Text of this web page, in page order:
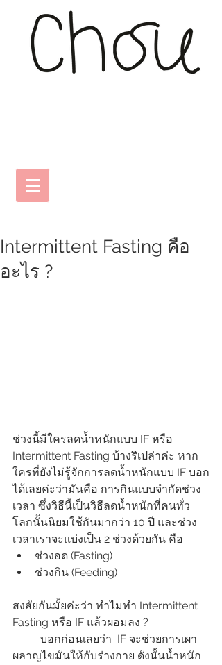
Intermittent Fasting คือ
อะไร ?
ช่วงนี้มีใครลดน้ำหนักแบบ IF หรือ
Intermittent Fasting บ้างรึเปล่าค่ะ หาก
ใครที่ยังไม่รู้จักการลดน้ำหนักแบบ IF บอก
ได้เลยค่ะว่ามันคือ การกินแบบจำกัดช่วง
เวลา ซึ่งวิธีนี้เป็นวิธีลดน้ำหนักที่คนทั่ว
โลกนั้นนิยมใช้กันมากว่า 10 ปี และช่วง
เวลาเราจะแบ่งเป็น 2 ช่วงด้วยกัน คือ
ช่วงอด (Fasting)
ช่วงกิน (Feeding)
สงสัยกันมั้ยค่ะว่า ทำไมทำ Intermittent
Fasting หรือ IF แล้วผอมลง ?
ผลาญไขมันให้กับร่างกาย ดังนั้นน้ำหนัก